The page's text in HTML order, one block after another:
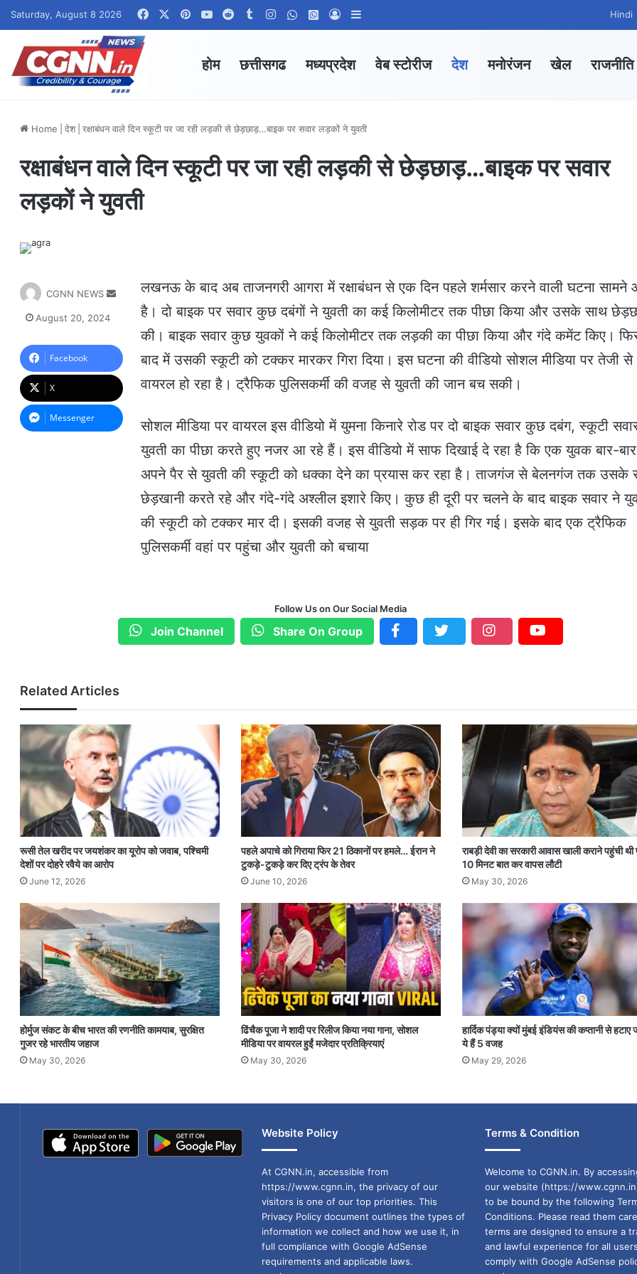
Saturday, August 8 2026 FacebookPinterestYouTubeRedditTumblrInstagramWhatsApp Channel
WhatsApp Group
Log In Hindi
होम छत्तीसगढ मध्यप्रदेश वेब स्टोरीज देश मनोरंजन खेल राजनीति
Home देश रक्षाबंधन वाले दिन स्कूटी पर जा रही लड़की से छेड़छाड़…बाइक पर सवार लड़कों ने युवती
रक्षाबंधन वाले दिन स्कूटी पर जा रही लड़की से छेड़छाड़…बाइक पर सवार
लड़कों ने युवती
लखनऊ के बाद अब ताजनगरी आगरा में रक्षाबंधन से एक दिन पहले शर्मसार करने वाली घटना सामने
है। दो बाइक पर सवार कुछ दबंगों ने युवती का कई किलोमीटर तक पीछा किया और उसके साथ
की। बाइक सवार कुछ युवकों ने कई किलोमीटर तक लड़की का पीछा किया और गंदे कमेंट किए।
बाद में उसकी स्कूटी को टक्कर मारकर गिरा दिया। इस घटना की वीडियो सोशल मीडिया पर तेजी से
वायरल हो रहा है। ट्रैफिक पुलिसकर्मी की वजह से युवती की जान बच सकी।
सोशल मीडिया पर वायरल इस वीडियो में युमना किनारे रोड पर दो बाइक सवार कुछ दबंग, स्कूटी
युवती का पीछा करते हुए नजर आ रहे हैं। इस वीडियो में साफ दिखाई दे रहा है कि एक युवक बार-बार
अपने पैर से युवती की स्कूटी को धक्का देने का प्रयास कर रहा है। ताजगंज से बेलनगंज तक उसके
छेड़खानी करते रहे और गंदे-गंदे अश्लील इशारे किए। कुछ ही दूरी पर चलने के बाद बाइक सवार ने
की स्कूटी को टक्कर मार दी। इसकी वजह से युवती सड़क पर ही गिर गई। इसके बाद एक ट्रैफिक
पुलिसकर्मी वहां पर पहुंचा और युवती को बचाया
CGNN NEWS
a
n
e
m
a
i
August 20, 2024
Facebook
X
Messenger
Follow Us on Our Social Media
Join Channel Share On Group
Related Articles
रूसी तेल खरीद पर जयशंकर का यूरोप को जवाब, पश्चिमी
देशों पर दोहरे रवैये का आरोप
June 12, 2026
पहले अपाचे को गिराया फिर 21 ठिकानों पर हमले… ईरान ने
टुकड़े-टुकड़े कर दिए ट्रंप के तेवर
June 10, 2026
राबड़ी देवी का सरकारी आवास खाली कराने पहुंची
10 मिनट बात कर वापस लौटी
May 30, 2026
होर्मुज संकट के बीच भारत की रणनीति कामयाब, सुरक्षित
गुजर रहे भारतीय जहाज
May 30, 2026
ढिंचैक पूजा ने शादी पर रिलीज किया नया गाना, सोशल
मीडिया पर वायरल हुईं मजेदार प्रतिक्रियाएं
May 30, 2026
हार्दिक पंड्या क्यों मुंबई इंडियंस की कप्तानी से हटाए
ये हैं 5 वजह
May 29, 2026
Website Policy
At CGNN.in, accessible from
https://www.cgnn.in, the privacy of our
visitors is one of our top priorities. This
Privacy Policy document outlines the types of
information we collect and how we use it, in
full compliance with Google AdSense
requirements and applicable laws.
Terms & Condition
Welcome to CGNN.in. By
our website (https://
to be bound by the following
Conditions. Please read them
terms are designed to ensure a
and lawful experience for all
comply with Google AdSense